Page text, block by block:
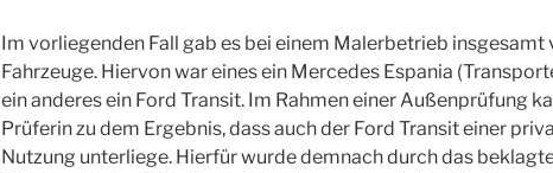
Im vorliegenden Fall gab es bei einem Malerbetrieb insgesamt
Fahrzeuge. Hiervon war eines ein Mercedes Espania
ein anderes ein Ford Transit. Im Rahmen einer Außenprüfung
Prüferin zu dem Ergebnis, dass auch der Ford Transit einer
Nutzung unterliege. Hierfür wurde demnach durch das